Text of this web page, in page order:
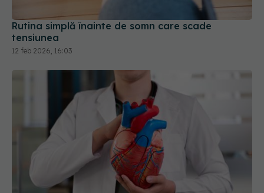
Rutina simplă înainte de somn care scade
tensiunea
12 feb 2026, 16:03